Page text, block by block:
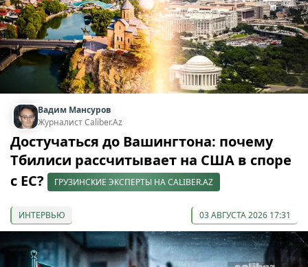
Вадим Мансуров
Журналист Caliber.Az
Достучаться до Вашингтона: почему
Тбилиси рассчитывает на США в споре
с ЕС?
ГРУЗИНСКИЕ ЭКСПЕРТЫ НА CALIBER.AZ
ИНТЕРВЬЮ 03 АВГУСТА 2026 17:31